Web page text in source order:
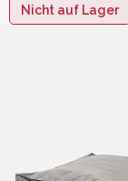
Nicht auf Lager